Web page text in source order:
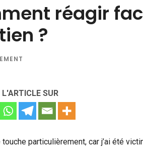
réagir
?
L'ARTICLE SUR
particulièrement, car j’ai été